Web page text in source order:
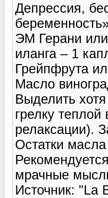
Депрессия,
ЭМ Герани
иланга – 1
Грейпфрута
Масло
Выделить
грелку
релаксации).
Остатки
мрачные
Источник: "La